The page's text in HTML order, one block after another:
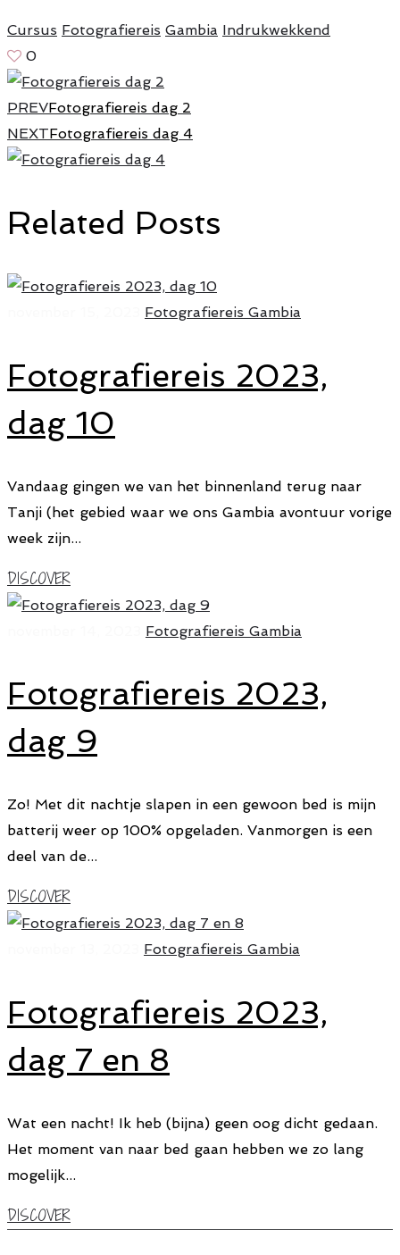
Cursus Fotografiereis Gambia Indrukwekkend
0
PREVFotografiereis dag 2
NEXTFotografiereis dag 4
Related Posts
Fotografiereis Gambia
Fotografiereis 2023,
dag 10
Vandaag gingen we van het binnenland terug naar
Tanji (het gebied waar we ons Gambia avontuur vorige
week zijn...
DISCOVER
Fotografiereis Gambia
Fotografiereis 2023,
dag 9
Zo! Met dit nachtje slapen in een gewoon bed is mijn
batterij weer op 100% opgeladen. Vanmorgen is een
deel van de...
DISCOVER
Fotografiereis Gambia
Fotografiereis 2023,
dag 7 en 8
Wat een nacht! Ik heb (bijna) geen oog dicht gedaan.
Het moment van naar bed gaan hebben we zo lang
mogelijk...
DISCOVER